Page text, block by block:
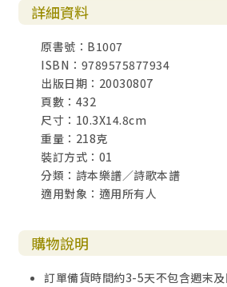
詳細資料
原書號：B1007
ISBN：9789575877934
出版日期：20030807
頁數：432
尺寸：10.3X14.8cm
重量：218克
裝訂方式：01
分類：詩本樂譜／詩歌本譜
適用對象：適用所有人
購物說明
訂單備貨時間約3-5天不包含週末